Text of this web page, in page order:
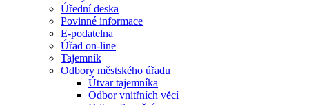
Úřední deska
Povinné informace
E-podatelna
Úřad on-line
Tajemník
Odbory městského úřadu
Útvar tajemníka
Odbor vnitřních věcí